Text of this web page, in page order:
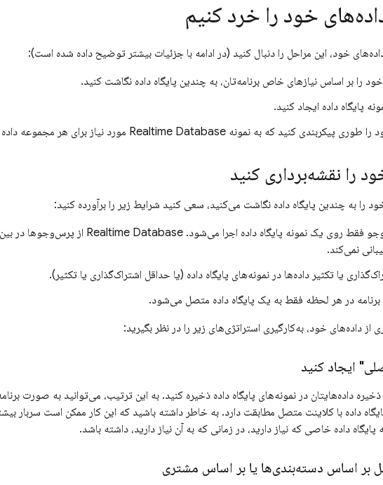
خود را خرد کنیم
خود، این مراحل را دنبال کنید (در ادامه با جزئیات بیشتر توضیح داده شده است):
را بر اساس نیازهای خاص برنامه‌تان، به چندین پایگاه داده نگاشت کنید.
پایگاه داده ایجاد کنید.
را طوری پیکربندی کنید که به نمونه Realtime Database مورد نیاز برای هر مجموعه
را نقشه‌برداری کنید
را به چندین پایگاه داده نگاشت می‌کنید، سعی کنید شرایط زیر را برآورده کنید:
فقط روی یک نمونه پایگاه داده اجرا می‌شود. Realtime Database از پرس‌وجوها در بین
نمی‌کند.
یا تکثیر داده‌ها در نمونه‌های پایگاه داده (یا حداقل اشتراک‌گذاری یا تکثیر).
برنامه در هر لحظه فقط به یک پایگاه داده متصل می‌شود.
از داده‌های خود، به‌کارگیری استراتژی‌های زیر را در نظر بگیرید:
ایجاد کنید
داده‌هایتان در نمونه‌های پایگاه داده ذخیره کنید. به این ترتیب، می‌توانید به صورت
داده با کلاینت متصل مطابقت دارد. به خاطر داشته باشید که این کار ممکن است سربار
پایگاه داده خاصی که نیاز دارید، در زمانی که به آن نیاز دارید، داشته باشد.
بر اساس دسته‌بندی‌ها یا بر اساس مشتری